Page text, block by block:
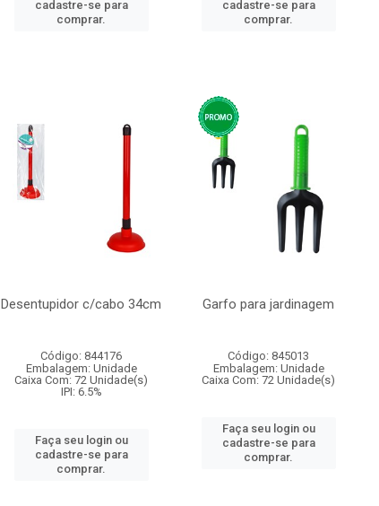
cadastre-se para
comprar.
cadastre-se para
comprar.
Desentupidor c/cabo 34cm
Código: 844176
Embalagem: Unidade
Caixa Com: 72 Unidade(s)
IPI: 6.5%
Faça seu login ou
cadastre-se para
comprar.
Garfo para jardinagem
Código: 845013
Embalagem: Unidade
Caixa Com: 72 Unidade(s)
Faça seu login ou
cadastre-se para
comprar.